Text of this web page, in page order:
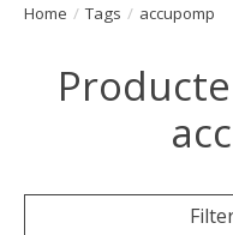
Home / Tags / accupomp